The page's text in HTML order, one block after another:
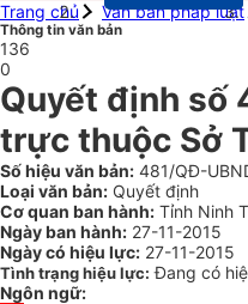
Trang chủ
Văn bản pháp luật
Thông tin văn bản
136
0
Quyết định số
trực thuộc Sở
Số hiệu văn bản: 481/QĐ-
Loại văn bản: Quyết định
Cơ quan ban hành: Tỉnh Ninh
Ngày ban hành: 27-11-2015
Ngày có hiệu lực: 27-11-2015
Tình trạng hiệu lực: Đang có
Ngôn ngữ: